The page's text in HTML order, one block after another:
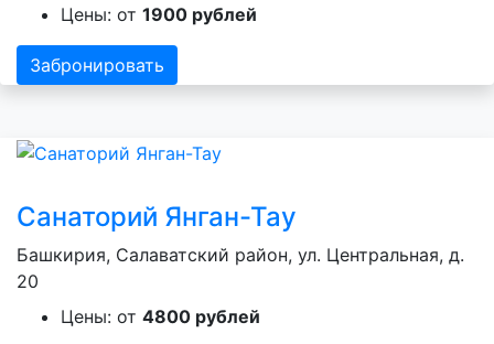
Цены: от 1900 рублей
Забронировать
Санаторий Янган-Тау
Башкирия, Салаватский район, ул. Центральная, д.
20
Цены: от 4800 рублей